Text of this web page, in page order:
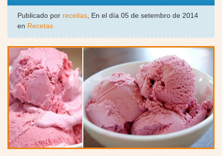
Publicado por receitas , En el día 05 de setembro de 2014
en Recetas